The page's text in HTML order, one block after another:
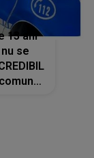
13 ani
se